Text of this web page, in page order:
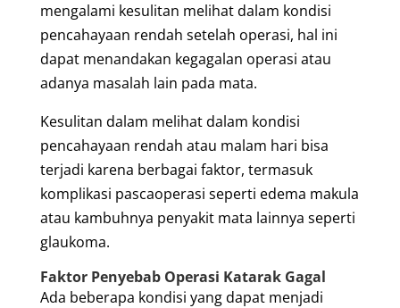
mengalami kesulitan melihat dalam kondisi
pencahayaan rendah setelah operasi, hal ini
dapat menandakan kegagalan operasi atau
adanya masalah lain pada mata.
Kesulitan dalam melihat dalam kondisi
pencahayaan rendah atau malam hari bisa
terjadi karena berbagai faktor, termasuk
komplikasi pascaoperasi seperti edema makula
atau kambuhnya penyakit mata lainnya seperti
glaukoma.
Faktor Penyebab Operasi Katarak Gagal
Ada beberapa kondisi yang dapat menjadi